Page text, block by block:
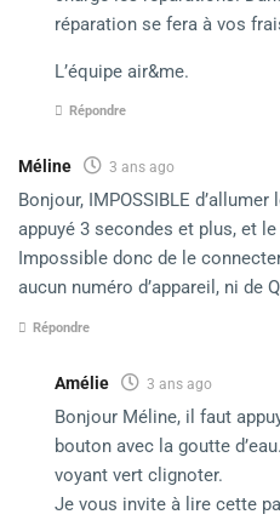
réparation se fera à vos
L’équipe air&me.
Répondre
Méline 3 ans ago
Bonjour, IMPOSSIBLE
appuyé 3 secondes et plus, et le
Impossible donc de le
aucun numéro d’appareil, ni de
Répondre
Amélie 3 ans ago
Bonjour Méline, il faut
bouton avec la goutte
voyant vert clignoter.
Je vous invite à lire cette